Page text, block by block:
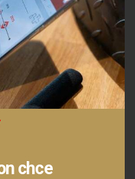
chce